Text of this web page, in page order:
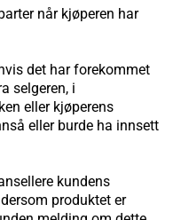
når kjøperen har
det har forekommet
selgeren, i
eller kjøperens
eller burde ha innsett
kundens
produktet er